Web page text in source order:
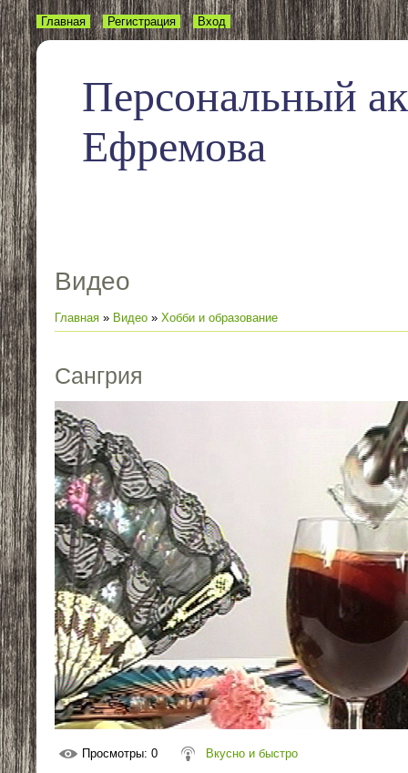
Персональный
Ефремова
Главная Регистрация Вход
Видео
Главная » Видео » Хобби и образование
Сангрия
Просмотры: 0 Вкусно и быстро